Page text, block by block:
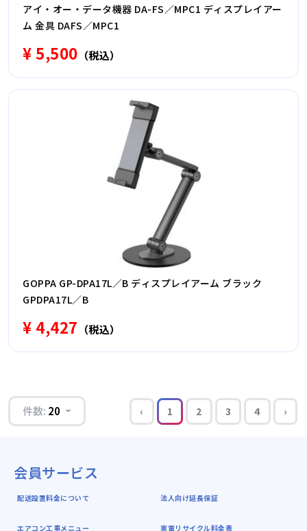
アイ・オー・データ機器 DA-FS／MPC1 ディスプレイアー
ム 金具 DAFS／MPC1
¥ 5,500 （税込）
GOPPA GP-DPA17L／B ディスプレイアーム ブラック
GPDPA17L／B
¥ 4,427 （税込）
件数: 20 ‹ 1 2 3 4 ›
会員サービス
配送設置料金について
エアコン工事メニュー
法人向け延長保証
家電リサイクル料金表